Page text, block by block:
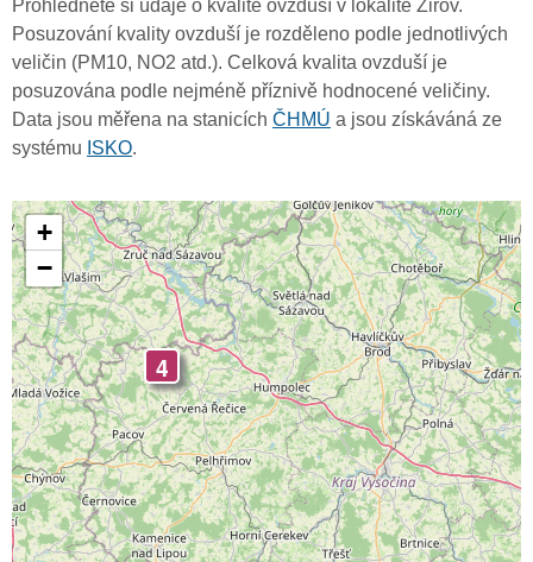
Prohlédněte si údaje o kvalitě ovzduší v lokalitě Žirov.
Posuzování kvality ovzduší je rozděleno podle jednotlivých
veličin (PM10, NO2 atd.). Celková kvalita ovzduší je
posuzována podle nejméně příznivě hodnocené veličiny.
Data jsou měřena na stanicích ČHMÚ a jsou získáváná ze
systému ISKO.
4
+
−